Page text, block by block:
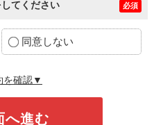
てください 必須
同意しない
を確認▼